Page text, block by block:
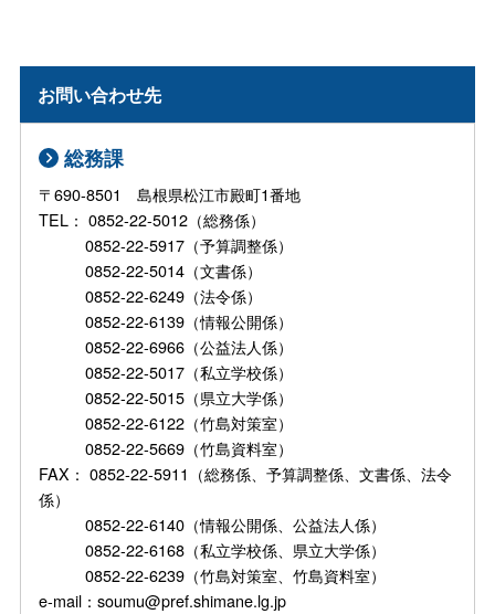
お問い合わせ先
総務課
〒690-8501 島根県松江市殿町1番地
TEL： 0852-22-5012（総務係）
0852-22-5917（予算調整係）
0852-22-5014（文書係）
0852-22-6249（法令係）
0852-22-6139（情報公開係）
0852-22-6966（公益法人係）
0852-22-5017（私立学校係）
0852-22-5015（県立大学係）
0852-22-6122（竹島対策室）
0852-22-5669（竹島資料室）
FAX： 0852-22-5911（総務係、予算調整係、文書係、法令
係）
0852-22-6140（情報公開係、公益法人係）
0852-22-6168（私立学校係、県立大学係）
0852-22-6239（竹島対策室、竹島資料室）
e-mail：soumu@pref.shimane.lg.jp